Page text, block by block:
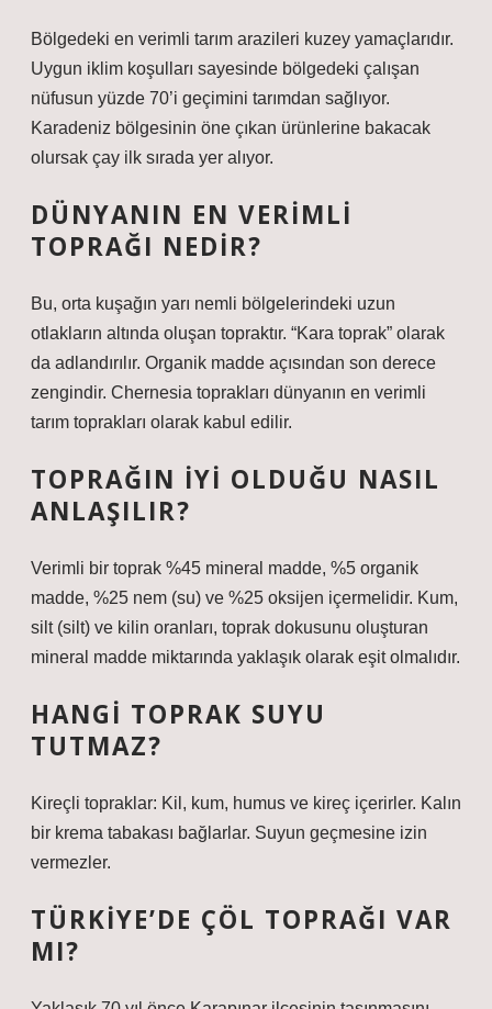
Bölgedeki en verimli tarım arazileri kuzey yamaçlarıdır.
Uygun iklim koşulları sayesinde bölgedeki çalışan
nüfusun yüzde 70’i geçimini tarımdan sağlıyor.
Karadeniz bölgesinin öne çıkan ürünlerine bakacak
olursak çay ilk sırada yer alıyor.
DÜNYANIN EN VERIMLI
TOPRAĞI NEDIR?
Bu, orta kuşağın yarı nemli bölgelerindeki uzun
otlakların altında oluşan topraktır. “Kara toprak” olarak
da adlandırılır. Organik madde açısından son derece
zengindir. Chernesia toprakları dünyanın en verimli
tarım toprakları olarak kabul edilir.
TOPRAĞIN IYI OLDUĞU NASIL
ANLAŞILIR?
Verimli bir toprak %45 mineral madde, %5 organik
madde, %25 nem (su) ve %25 oksijen içermelidir. Kum,
silt (silt) ve kilin oranları, toprak dokusunu oluşturan
mineral madde miktarında yaklaşık olarak eşit olmalıdır.
HANGI TOPRAK SUYU
TUTMAZ?
Kireçli topraklar: Kil, kum, humus ve kireç içerirler. Kalın
bir krema tabakası bağlarlar. Suyun geçmesine izin
vermezler.
TÜRKIYE’DE ÇÖL TOPRAĞI VAR
MI?